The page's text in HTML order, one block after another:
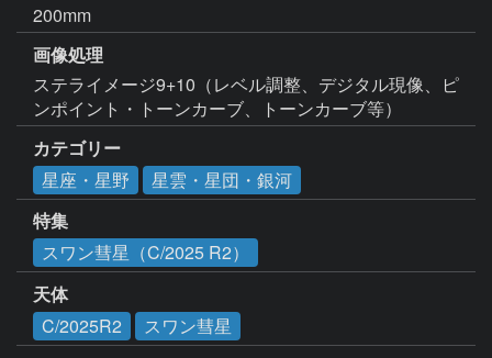
200mm
画像処理
ステライメージ9+10（レベル調整、デジタル現像、ピ
カテゴリー
星座・星野
星雲・星団・銀河
特集
スワン彗星（C/2025 R2）
天体
C/2025R2
スワン彗星